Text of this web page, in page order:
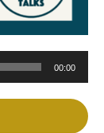
00:00